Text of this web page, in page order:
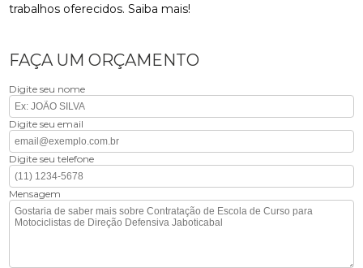
trabalhos oferecidos. Saiba mais!
FAÇA UM ORÇAMENTO
Digite seu nome
Digite seu email
Digite seu telefone
Mensagem